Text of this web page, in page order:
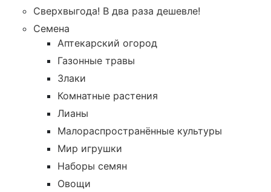
Сверхвыгода! В два раза дешевле!
Семена
Аптекарский огород
Газонные травы
Злаки
Комнатные растения
Лианы
Малораспространённые культуры
Мир игрушки
Наборы семян
Овощи